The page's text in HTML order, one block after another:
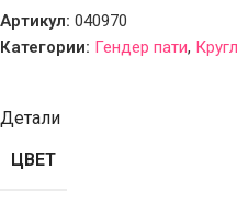
Артикул: 040970
Категории: Гендер пати,
Детали
ЦВЕТ